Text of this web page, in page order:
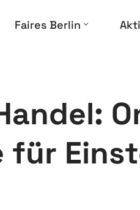
Faires Berlin
für